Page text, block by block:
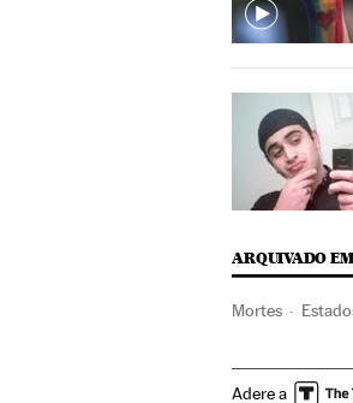
ARQUIVADO EM
Mortes
Vítimas
Adere a